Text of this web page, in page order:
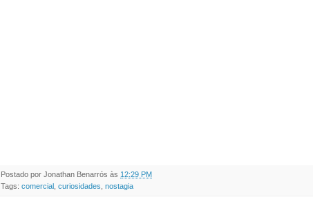
Postado por Jonathan Benarrós às 12:29 PM
Tags: comercial curiosidades nostagia